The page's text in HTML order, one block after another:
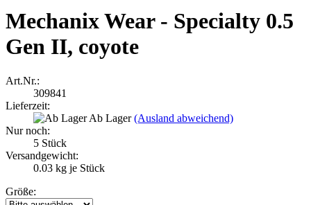
Mechanix Wear - Specialty 0.5
Gen II, coyote
Art.Nr.:
309841
Lieferzeit:
Ab Lager(Ausland abweichend)
Nur noch:
5 Stück
Versandgewicht:
0.03 kg je Stück
Größe: